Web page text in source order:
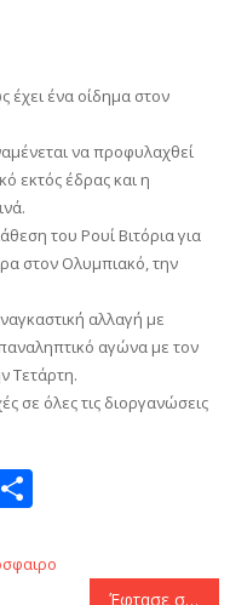
έχει ένα οίδημα στον
να προφυλαχθεί
εκτός έδρας και η
του Ρουί Βιτόρια για
στον Ολυμπιακό, την
αλλαγή με
αγώνα με τον
Τετάρτη.
σε όλες τις διοργανώσεις
Έφτασε στη Θεσσαλονίκη για τον ΠΑΟΚ ο Σέρχιο Πένια